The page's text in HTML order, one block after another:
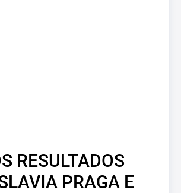
RESULTADOS
PRAGA E